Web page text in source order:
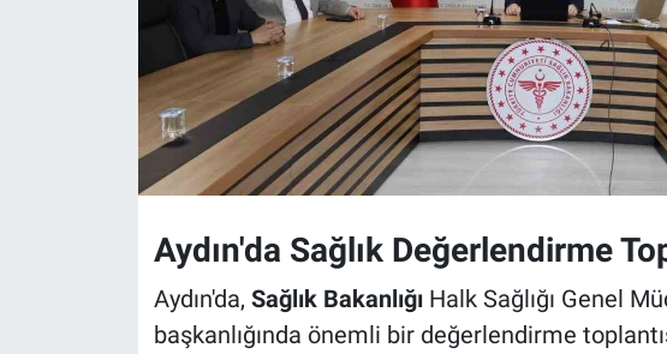
Aydın'da Sağlık Değerlendirme
Aydın'da, Sağlık BakanlığıHalk Sağlığı Genel
başkanlığında önemli bir değerlendirme